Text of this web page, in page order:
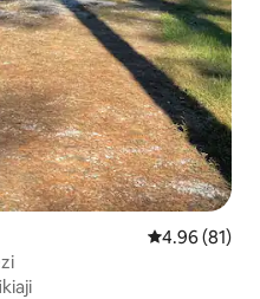
Ukadiriaji wa
4.96 (81)